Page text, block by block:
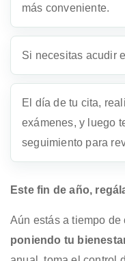
más conveniente.
Si necesitas acudir
El día de tu cita,
exámenes, y luego
seguimiento para
Este fin de año,
Aún estás a tiempo de
poniendo tu